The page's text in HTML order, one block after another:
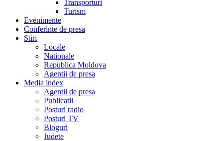
Transporturi
Turism
Evenimente
Conferinte de presa
Stiri
Locale
Nationale
Republica Moldova
Agentii de presa
Media index
Agentii de presa
Publicatii
Posturi radio
Posturi TV
Bloguri
Judete